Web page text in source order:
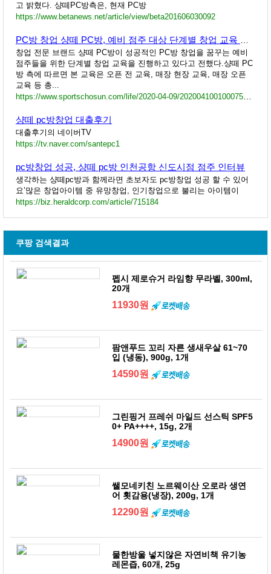
고 밝혔다. 샹떼PC방측은, 현재 PC방
https://www.betanews.net/article/view/beta201606030092
창업 전문 브랜드 샹떼 PC방이 성공적인 PC방 창업을 꿈꾸는 예비
점주들을 위한 단계별 창업 교육을 진행하고 있다고 전했다.샹떼 PC
방 측에 따르면 본 교육은 오픈 전 교육, 매장 현장 교육, 매장 오픈
교육 등 총...
샹떼 pc방창업 대출후기
대출후기의 네이버TV
https://tv.naver.com/santepc1
pc방창업 성공, 샹떼 pc방 인천공항 신도시점 점주 인터뷰
생각하는 샹떼pc방과 함께라면 초보자도 pc방창업 성공 할 수 있어
요’많은 창업아이템 중 유망창업, 인기창업으로 불리는 아이템이
https://biz.heraldcorp.com/article/715184
쿠팡 검색결과
펩시 제로슈거 라임향 무라벨, 300ml,
20개
11930원
팜앤푸드 꼬리 자른 생새우살 61~70
입 (냉동), 900g, 1개
14590원
그린핑거 프레쉬 마일드 선스틱 SPF5
0+ PA++++, 15g, 2개
14900원
쌜모네키친 노르웨이산 오로라 생연
어 횟감용(냉장), 200g, 1개
12290원
물한방울 넣지않은 자연비책 유기농
레몬즙, 60개, 25g